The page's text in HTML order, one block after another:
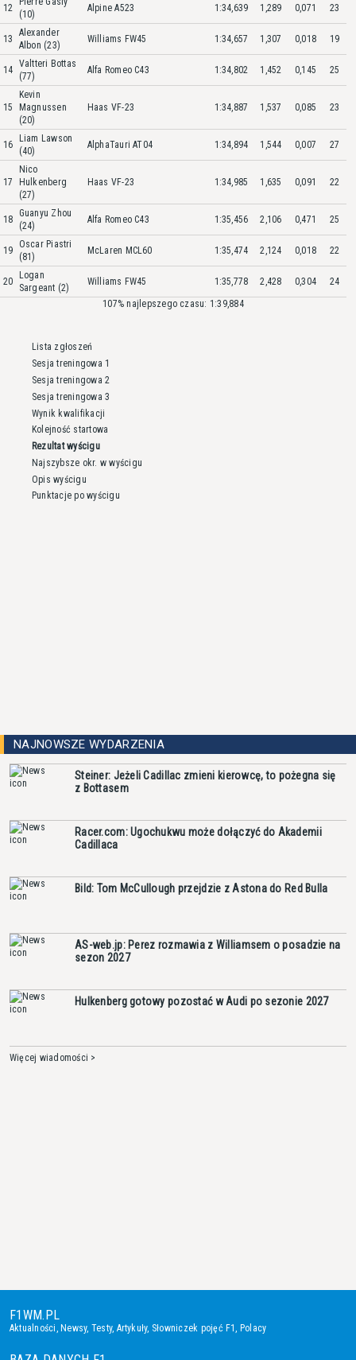
12
(10)
Alpine A523 1:34,639 1,289 0,071 23
13
Alexander
Albon (23)
Williams FW45 1:34,657 1,307 0,018 19
14
Valtteri Bottas
(77)
Alfa Romeo C43 1:34,802 1,452 0,145 25
15
Kevin
Magnussen
(20)
Haas VF-23 1:34,887 1,537 0,085 23
16
Liam Lawson
(40)
AlphaTauri AT04 1:34,894 1,544 0,007 27
17
Nico
Hulkenberg
(27)
Haas VF-23 1:34,985 1,635 0,091 22
18
Guanyu Zhou
(24)
Alfa Romeo C43 1:35,456 2,106 0,471 25
19
Oscar Piastri
(81)
McLaren MCL60 1:35,474 2,124 0,018 22
20
Logan
Sargeant (2)
Williams FW45 1:35,778 2,428 0,304
24
107% najlepszego czasu: 1:39,884
Lista zgłoszeń
Sesja treningowa 1
Sesja treningowa 2
Sesja treningowa 3
Wynik kwalifikacji
Kolejność startowa
Rezultat wyścigu
Najszybsze okr. w wyścigu
Opis wyścigu
Punktacje po wyścigu
NAJNOWSZE WYDARZENIA
Steiner: Jeżeli Cadillac zmieni kierowcę, to pożegna się
z Bottasem
Racer.com: Ugochukwu może dołączyć do Akademii
Cadillaca
Bild: Tom McCullough przejdzie z Astona do Red Bulla
AS-web.jp: Perez rozmawia z Williamsem o posadzie na
sezon 2027
Hulkenberg gotowy pozostać w Audi po sezonie 2027
Więcej wiadomości >
F1WM.PL
Aktualności,Newsy, Testy, Artykuły, Słowniczek pojęć F1, Polacy